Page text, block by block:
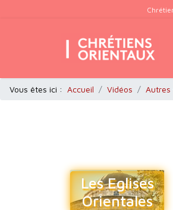
Vous êtes ici : Accueil Vidéos Autres
Les Eglises
Orientales